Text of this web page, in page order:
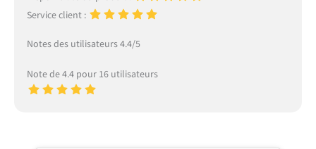
Service client :
Notes des utilisateurs 4.4/5
Note de 4.4 pour 16 utilisateurs